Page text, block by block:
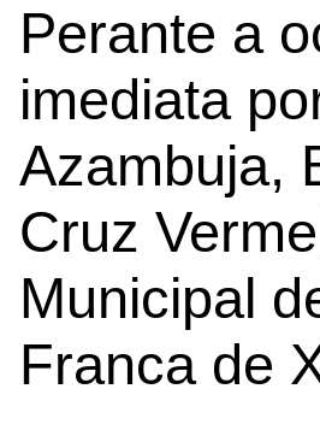
Perante a
imediata
Azambuja,
Cruz
Municipal
Franca de